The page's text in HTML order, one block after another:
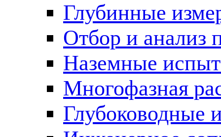
Глубинные
Отбор и анализ
Наземные
Многофазная
Глубоководные